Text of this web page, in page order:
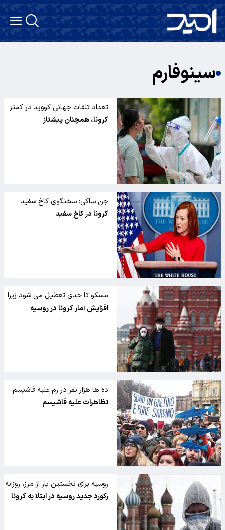
سینوفارم
تعداد تلفات جهانی کووید در کمتر
از دو سال به 5 میلیون نفر رسید
کرونا، همچنان پیشتاز
جن ساکی: سخنگوی کاخ سفید
می‌گوید که او مبتلا به کووید است
کرونا در کاخ سفید
مسکو تا حدی تعطیل می شود زیرا
روسیه شاهد موارد بی سابقه کرونا
افزایش آمار کرونا در روسیه
ده ها هزار نفر در رم علیه فاشیسم
تظاهرات کردند
تظاهرات علیه فاشیسم
روسیه برای نخستین بار از مرز، روزانه
1000 مورد مرگ بر اثر ابتلا به کرونا
رکورد جدید روسیه در ابتلا به کرونا